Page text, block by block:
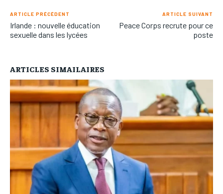
ARTICLE PRÉCÉDENT
Irlande : nouvelle éducation
sexuelle dans les lycées
ARTICLE SUIVANT
Peace Corps recrute pour ce
poste
ARTICLES SIMAILAIRES